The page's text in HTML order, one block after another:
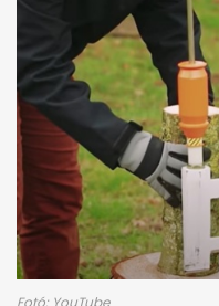
Fotó: YouTube